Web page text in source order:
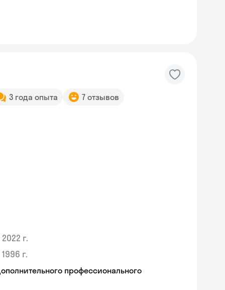
3 года опыта 7 отзывов
2022 г.
1996 г.
профессионального